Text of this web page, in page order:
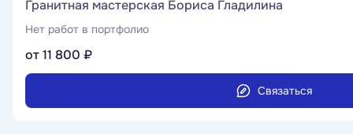
Гранитная мастерская Бориса Гладилина
Нет работ в портфолио
от 11 800 ₽
Связаться